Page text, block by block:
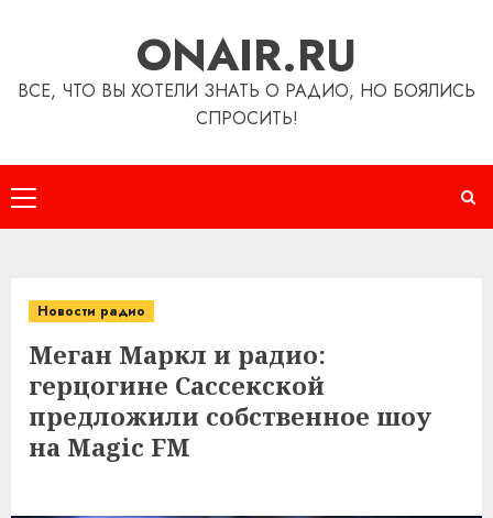
ONAIR.RU
ВСЕ, ЧТО ВЫ ХОТЕЛИ ЗНАТЬ О РАДИО, НО БОЯЛИСЬ
СПРОСИТЬ!
Основное
меню
Новости радио
Меган Маркл и радио:
герцогине Сассекской
предложили собственное шоу
на Magic FM